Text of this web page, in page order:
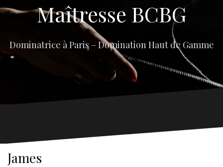
Maîtresse BCBG
Dominatrice à Paris – Domination Haut de Gamme
James